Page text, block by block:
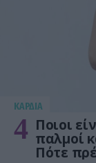
KΑΡΔΙΑ
4 Ποιοι
παλμοί
Πότε